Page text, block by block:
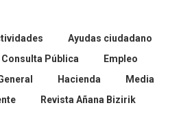
Ayudas ciudadano
Consulta Pública
Empleo
Hacienda
Media
Revista Añana Bizirik